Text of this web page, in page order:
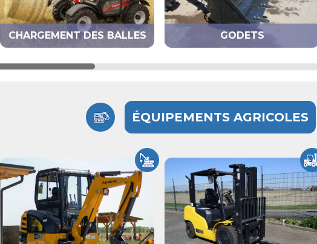
CHARGEMENT DES BALLES GODETS
ÉQUIPEMENTS AGRICOLES